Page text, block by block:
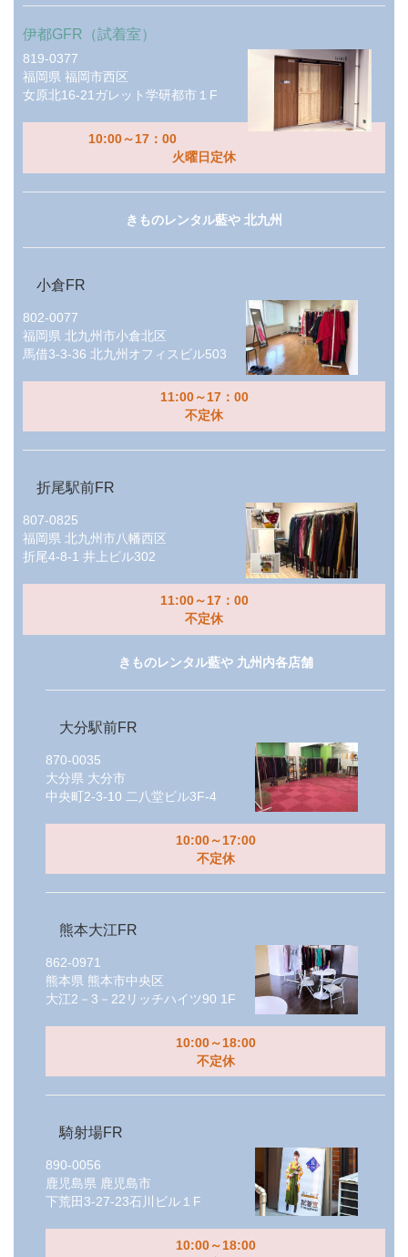
伊都GFR（試着室）
819-0377
福岡県 福岡市西区
女原北16-21ガレット学研都市１F
10:00～17：00
火曜日定休
きものレンタル藍や 北九州
小倉FR
802-0077
福岡県 北九州市小倉北区
馬借3-3-36 北九州オフィスビル503
11:00～17：00
不定休
折尾駅前FR
807-0825
福岡県 北九州市八幡西区
折尾4-8-1 井上ビル302
11:00～17：00
不定休
きものレンタル藍や 九州内各店舗
大分駅前FR
870-0035
大分県 大分市
中央町2-3-10 二八堂ビル3F-4
10:00～17:00
不定休
熊本大江FR
862-0971
熊本県 熊本市中央区
大江2－3－22リッチハイツ90 1F
10:00～18:00
不定休
騎射場FR
890-0056
鹿児島県 鹿児島市
下荒田3-27-23石川ビル１F
10:00～18:00